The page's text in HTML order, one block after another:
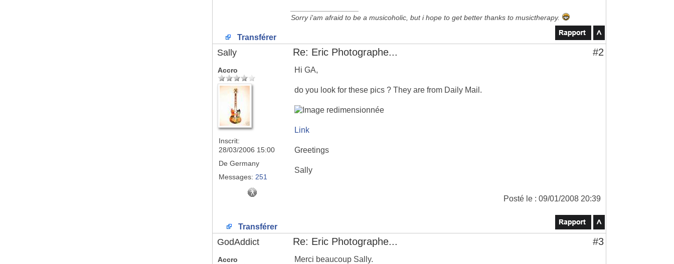
Sorry i'am afraid to be a musicoholic, but i hope to get better thanks to musictherapy.
Transférer
Sally Re: Eric Photographe... #2
Accro
Inscrit:
28/03/2006 15:00
De Germany
Messages: 251
Hi GA,
do you look for these pics ? They are from Daily Mail.
Link
Greetings
Sally
Posté le : 09/01/2008 20:39
Transférer
GodAddict Re: Eric Photographe... #3
Accro
Merci beaucoup Sally.